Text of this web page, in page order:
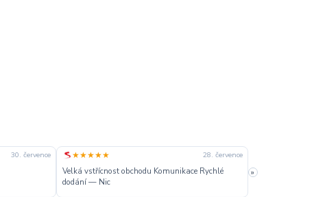
30. července ★★★★★ 28. července
Velká vstřícnost obchodu Komunikace Rychlé
dodání — Nic
Dobré
»